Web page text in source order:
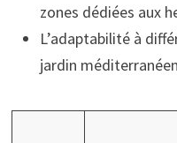
zones dédiées aux
L’adaptabilité à
jardin